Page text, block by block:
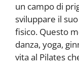
un campo di
sviluppare il
fisico. Questo
danza, yoga,
vita al Pilates